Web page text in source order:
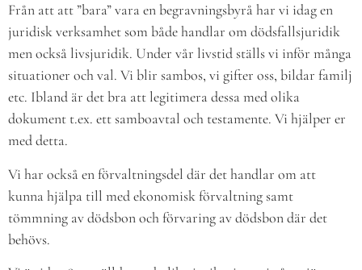
Från att att ”bara” vara en begravningsbyrå har vi idag en
juridisk verksamhet som både handlar om dödsfallsjuridik
men också livsjuridik. Under vår livstid ställs vi inför många
situationer och val. Vi blir sambos, vi gifter oss, bildar familj
etc. Ibland är det bra att legitimera dessa med olika
dokument t.ex. ett samboavtal och testamente. Vi hjälper er
med detta.
Vi har också en förvaltningsdel där det handlar om att
kunna hjälpa till med ekonomisk förvaltning samt
tömmning av dödsbon och förvaring av dödsbon där det
behövs.